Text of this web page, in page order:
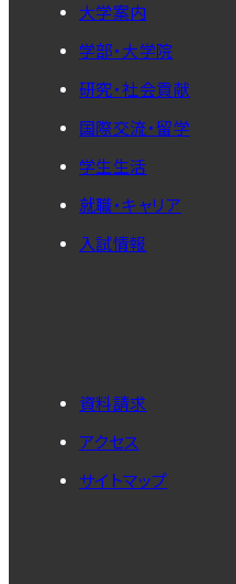
大学案内
学部・大学院
研究・社会貢献
国際交流・留学
学生生活
就職・キャリア
入試情報
資料請求
アクセス
サイトマップ